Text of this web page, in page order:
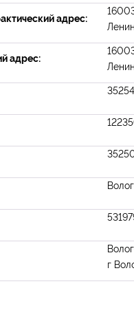
адрес:
адрес:
г